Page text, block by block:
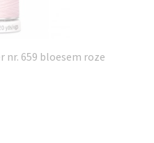
nr. 659 bloesem roze